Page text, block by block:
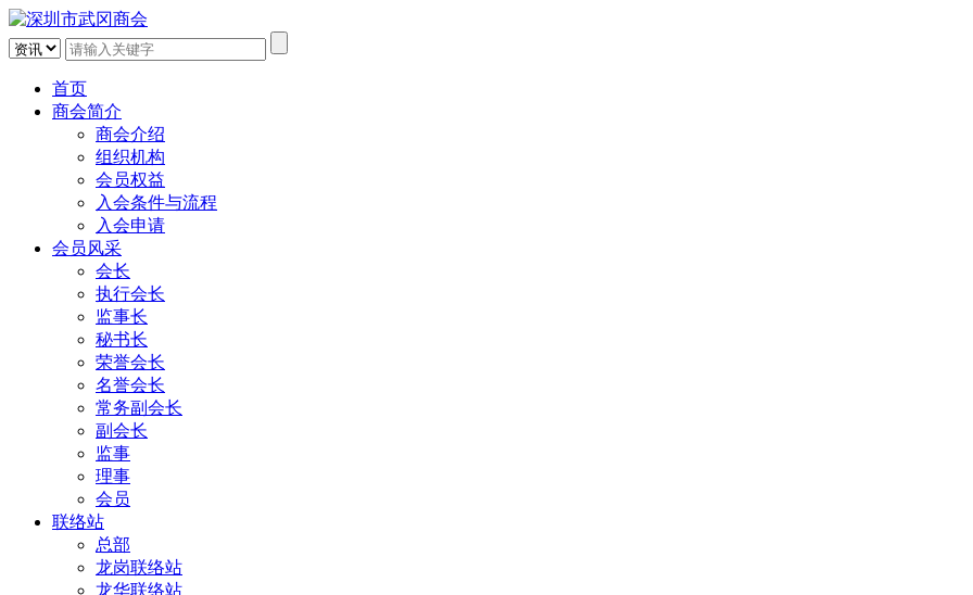
首页
商会简介
商会介绍
组织机构
会员权益
入会条件与流程
入会申请
会员风采
会长
执行会长
监事长
秘书长
荣誉会长
名誉会长
常务副会长
副会长
监事
理事
会员
联络站
总部
龙岗联络站
龙华联络站